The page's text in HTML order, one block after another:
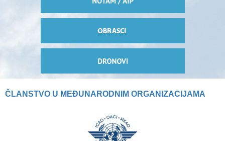
ČLANSTVO U MEĐUNARODNIM ORGANIZACIJAMA